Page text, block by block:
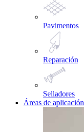
Pavimentos
Reparación
Selladores
Áreas de aplicación